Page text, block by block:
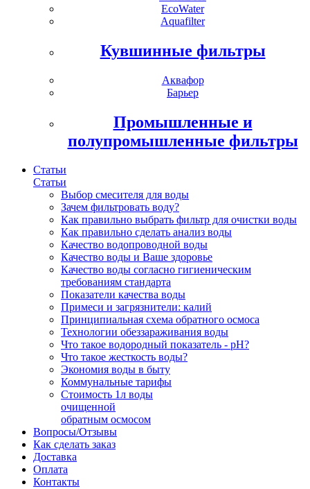
EcoWater
Aquafilter
Кувшинные фильтры
Аквафор
Барьер
Промышленные и
полупромышленные фильтры
Статьи
Статьи
Выбор смесителя для воды
Зачем фильтровать воду?
Как правильно выбрать фильтр для очистки воды
Как правильно сделать анализ воды
Качество водопроводной воды
Качество воды и Ваше здоровье
Качество воды согласно гигиеническим
требованиям стандарта
Показатели качества воды
Примеси и загрязнители: калий
Принципиальная схема обратного осмоса
Технологии обеззараживания воды
Что такое водородный показатель - рН?
Что такое жесткость воды?
Экономия воды в быту
Коммунальные тарифы
Стоимость 1л воды
очищенной
обратным осмосом
Вопросы/Отзывы
Как сделать заказ
Доставка
Оплата
Контакты